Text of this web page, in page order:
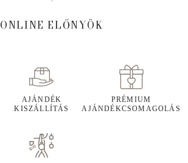
ONLINE ELŐNYÖK
AJÁNDÉK
KISZÁLLÍTÁS
PRÉMIUM
AJÁNDÉKCSOMAGOLÁS